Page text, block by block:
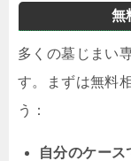
無
多くの墓じまい
す。まずは無料
う：
自分のケー